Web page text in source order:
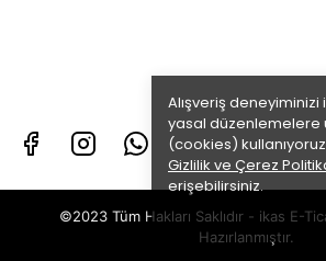
Alışveriş
yasal düzenlemelere
(cookies)
Gizlilik ve Çerez
erişebilirsiniz.
©2023 Tüm Hakları Saklıdır - ikas E-
Hazırlanmıştır.